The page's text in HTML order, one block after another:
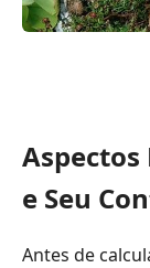
Aspectos
e Seu
Antes de